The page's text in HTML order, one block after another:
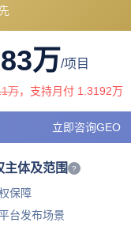
万/项目
万，支持月付 1.3192万
立即咨询GEO
主体及范围 ?
保障
台发布场景